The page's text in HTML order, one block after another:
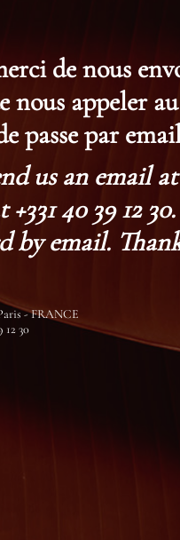
de nous
appeler au
passe par
us an email
40 39 12 30.
by email.
- FRANCE
12 30